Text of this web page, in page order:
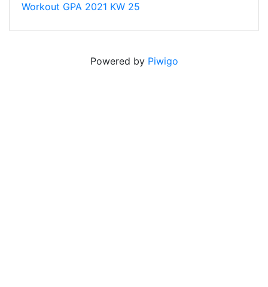
Workout GPA 2021 KW 25
Powered by Piwigo